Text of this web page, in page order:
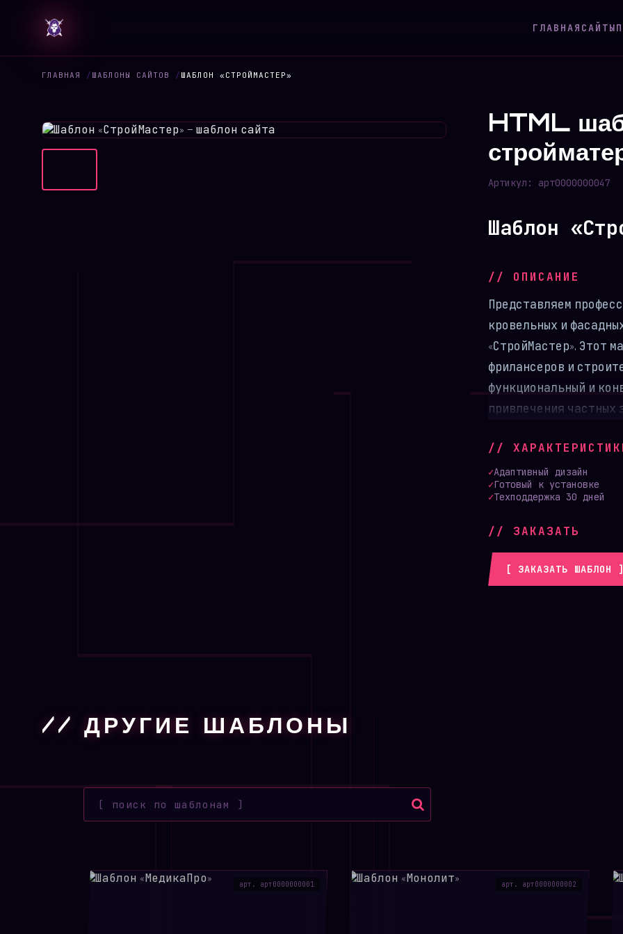
ГЛАВНАЯ САЙТЫ
ГЛАВНАЯ / ШАБЛОНЫ САЙТОВ / ШАБЛОН «СТРОЙМАСТЕР»
HTML
Артикул: арт0000000047
Шаблон
// ОПИСАНИЕ
Представляем
кровельных и
«СтройМастер». Этот
фрилансеров и
функциональный и
привлечения частных
данные в данной демо-
служат
логики
заменить демо-
подключить скрипт
продукции.
простота в
стиль вашего бренда.
//
✓Адаптивный дизайн
✓Готовый к установке
✓Техподдержка 30 дней
// ЗАКАЗАТЬ
[ ЗАКАЗАТЬ ШАБЛОН ]
// ДРУГИЕ ШАБЛОНЫ
арт. арт0000000001 арт. арт0000000002